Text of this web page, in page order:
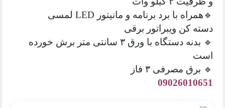
🔹همراه با برد برنامه و مانیتور LED لمسی
دسته کن ویبراتور برقی
🔹 بدنه دستگاه با ورق ۳ سانتی متر برش خورده
است
🔹 برق مصرفی ۳ فاز
09026010651